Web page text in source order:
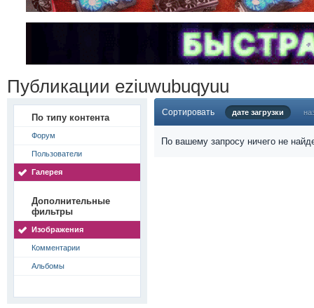
Публикации eziuwubuqyuu
По типу контента
Форум
Пользователи
Галерея
Дополнительные
фильтры
Изображения
Комментарии
Альбомы
Сортировать дате загрузки
По вашему запросу ничего не